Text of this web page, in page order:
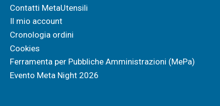
Contatti MetaUtensili
Il mio account
Cronologia ordini
Cookies
Ferramenta per Pubbliche Amministrazioni (MePa)
Evento Meta Night 2026